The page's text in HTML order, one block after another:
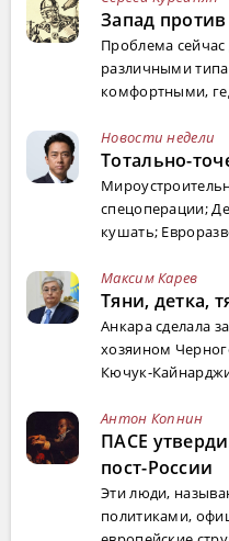
Запад против
Проблема
различными
комфортными,
Новости недели
Тотально-
спецоперации;
кушать;
Максим Карев
Тяни, детка,
Анкара сделала
хозяином
Кючук-
Антон Копнин
ПАСЕ
пост-России
Эти люди,
политиками,